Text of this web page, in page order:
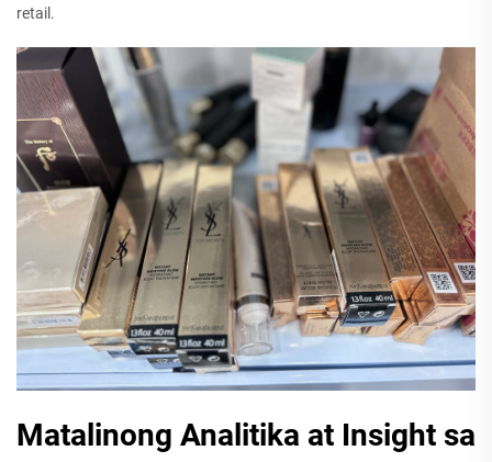
retail.
Matalinong Analitika at Insight sa